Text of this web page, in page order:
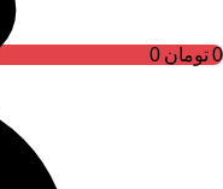
0 تومان 0